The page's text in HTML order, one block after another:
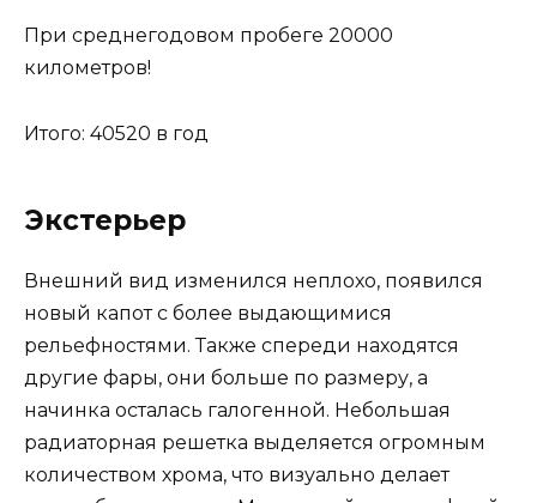
При среднегодовом пробеге 20000
километров!
Итого: 40520 в год
Экстерьер
Внешний вид изменился неплохо, появился
новый капот с более выдающимися
рельефностями. Также спереди находятся
другие фары, они больше по размеру, а
начинка осталась галогенной. Небольшая
радиаторная решетка выделяется огромным
количеством хрома, что визуально делает